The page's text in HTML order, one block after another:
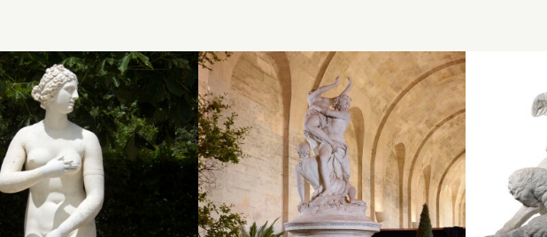
paiement en 1780, à
de 6000 livres, à
Philippe Mouchy pour
copie de l’ Amour
de
».
Inventaire de 1707 : « Une
statue de marbre blanc,
représentant une Vénus
nue, portant la main droite
sur son sein et baissant la
et
Groupe représentant un
Amour combattant un
satyre. Le satyre, nu, est
vêtu seulement d’une
draperie en écharpe, nouée